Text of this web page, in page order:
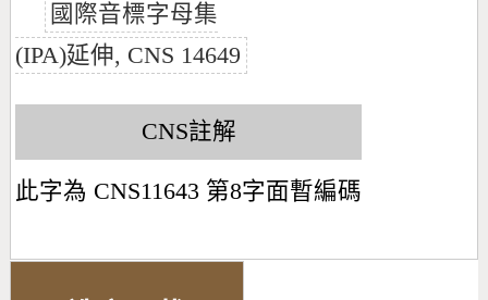
國際音標字母集
(IPA)延伸, CNS 14649
CNS註解
此字為 CNS11643 第8字面暫編碼